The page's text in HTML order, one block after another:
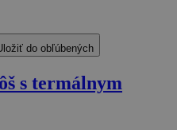
do obľúbených
s termálnym